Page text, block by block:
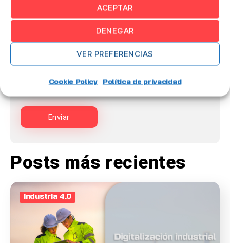
ACEPTAR
DENEGAR
VER PREFERENCIAS
Cookie Policy Política de privacidad
Posts más recientes
Industria 4.0